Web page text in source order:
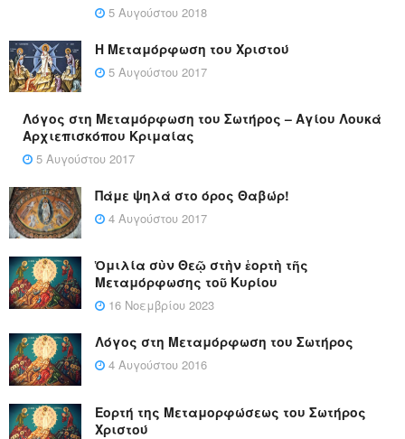
5 Αυγούστου 2018
Η Μεταμόρφωση του Χριστού
5 Αυγούστου 2017
Λόγος στη Μεταμόρφωση του Σωτήρος – Αγίου Λουκά
Αρχιεπισκόπου Κριμαίας
5 Αυγούστου 2017
Πάμε ψηλά στο όρος Θαβώρ!
4 Αυγούστου 2017
Ὁμιλία σὺν Θεῷ στὴν ἑορτὴ τῆς
Μεταμόρφωσης τοῦ Κυρίου
16 Νοεμβρίου 2023
Λόγος στη Μεταμόρφωση του Σωτήρος
4 Αυγούστου 2016
Εορτή της Μεταμορφώσεως του Σωτήρος
Χριστού